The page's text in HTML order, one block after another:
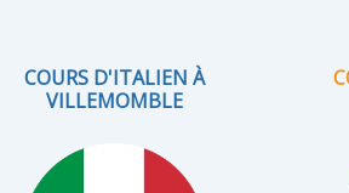
COURS D'ITALIEN À
VILLEMOMBLE